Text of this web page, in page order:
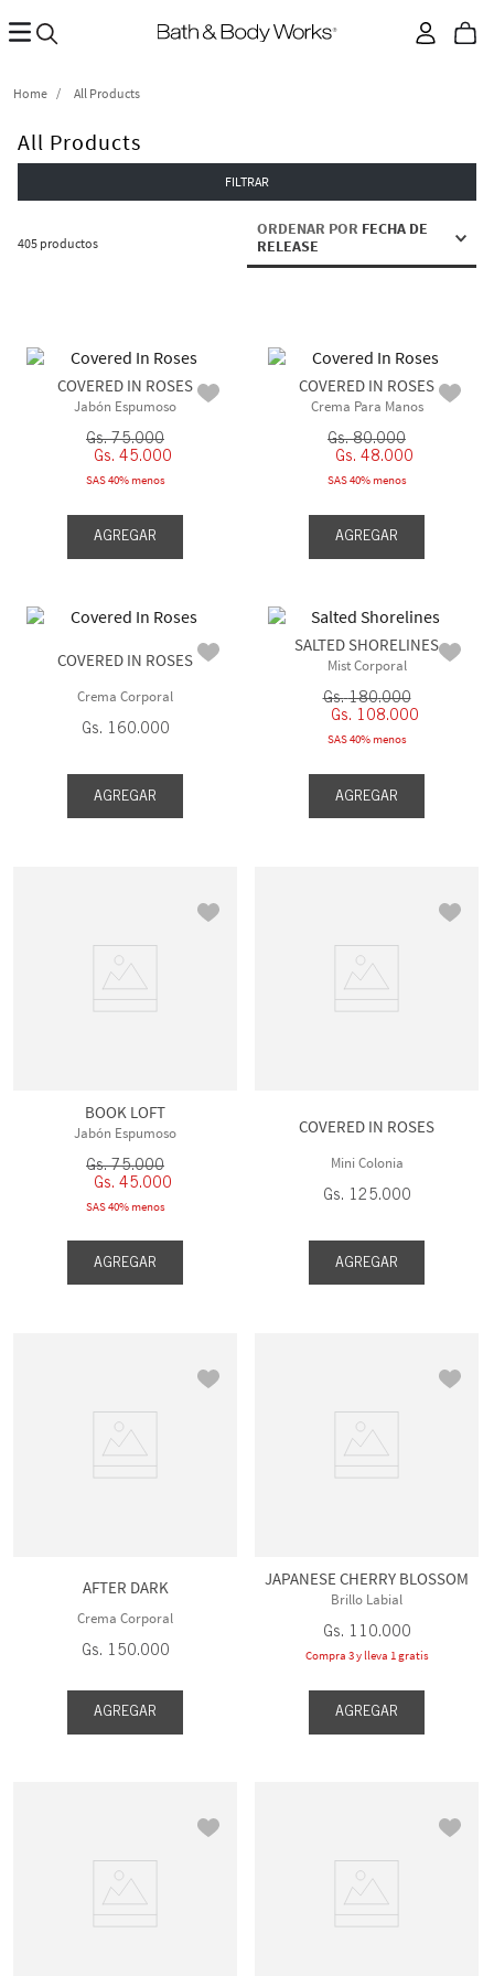
All Products
All Products
FILTRAR
405 productos
ORDENAR POR FECHA DE
RELEASE
COVERED IN ROSES
Jabón Espumoso
Gs. 75.000
Gs. 45.000
SAS 40% menos
AGREGAR
COVERED IN ROSES
Crema Para Manos
Gs. 80.000
Gs. 48.000
SAS 40% menos
AGREGAR
COVERED IN ROSES
Crema Corporal
Gs. 160.000
AGREGAR
SALTED SHORELINES
Mist Corporal
Gs. 180.000
Gs. 108.000
SAS 40% menos
AGREGAR
BOOK LOFT
Jabón Espumoso
Gs. 75.000
Gs. 45.000
SAS 40% menos
AGREGAR
COVERED IN ROSES
Mini Colonia
Gs. 125.000
AGREGAR
AFTER DARK
Crema Corporal
Gs. 150.000
AGREGAR
JAPANESE CHERRY BLOSSOM
Brillo Labial
Gs. 110.000
Compra 3 y lleva 1 gratis
AGREGAR